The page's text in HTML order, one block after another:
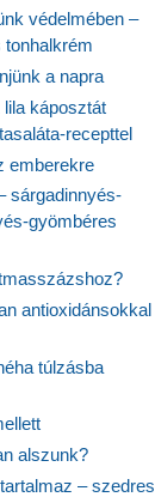
védelmében –
tonhalkrém
a napra
káposztát
recepttel
emberekre
sárgadinnyés-
gyömbéres
antioxidánsokkal
túlzásba
alszunk?
– szedres